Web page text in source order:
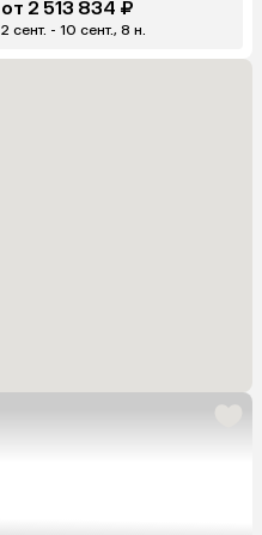
от 2 513 834 ₽
2 сент. - 10 сент., 8 н.